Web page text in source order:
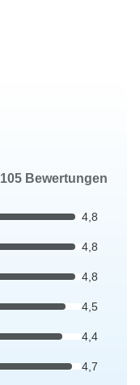
105 Bewertungen
4,8
4,8
4,8
4,5
4,4
4,7